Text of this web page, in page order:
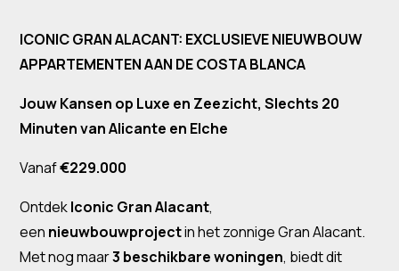
ICONIC GRAN ALACANT: EXCLUSIEVE NIEUWBOUW
APPARTEMENTEN AAN DE COSTA BLANCA
Jouw Kansen op Luxe en Zeezicht, Slechts 20
Minuten van Alicante en Elche
Vanaf€229.000
OntdekIconic Gran Alacant,
een nieuwbouwprojectin het zonnige Gran Alacant.
Met nog maar3 beschikbare woningen, biedt dit